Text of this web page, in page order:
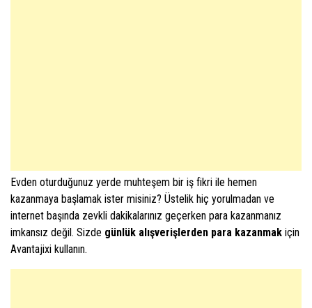
Evden oturduğunuz yerde muhteşem bir iş fikri ile hemen
kazanmaya başlamak ister misiniz? Üstelik hiç yorulmadan ve
internet başında zevkli dakikalarınız geçerken para kazanmanız
imkansız değil. Sizde günlük alışverişlerden para kazanmak için
Avantajixi kullanın.